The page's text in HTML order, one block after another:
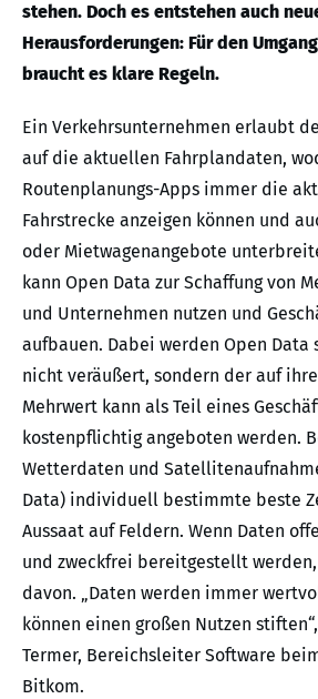
stehen. Doch es entstehen auch
Herausforderungen: Für den
braucht es klare Regeln.
Ein Verkehrsunternehmen erlaubt
auf die aktuellen Fahrplandaten,
Routenplanungs-Apps immer die
Fahrstrecke anzeigen können und
oder Mietwagenangebote
kann Open Data zur Schaffung von
und Unternehmen nutzen und
aufbauen. Dabei werden Open Data
nicht veräußert, sondern der auf
Mehrwert kann als Teil eines
kostenpflichtig angeboten werden.
Wetterdaten und
Data) individuell bestimmte beste
Aussaat auf Feldern. Wenn Daten
und zweckfrei bereitgestellt
davon. „Daten werden immer
können einen großen Nutzen
Termer, Bereichsleiter Software
Bitkom.